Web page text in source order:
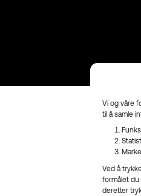
Vi og våre
til å samle
Ved å
formålet du
deretter